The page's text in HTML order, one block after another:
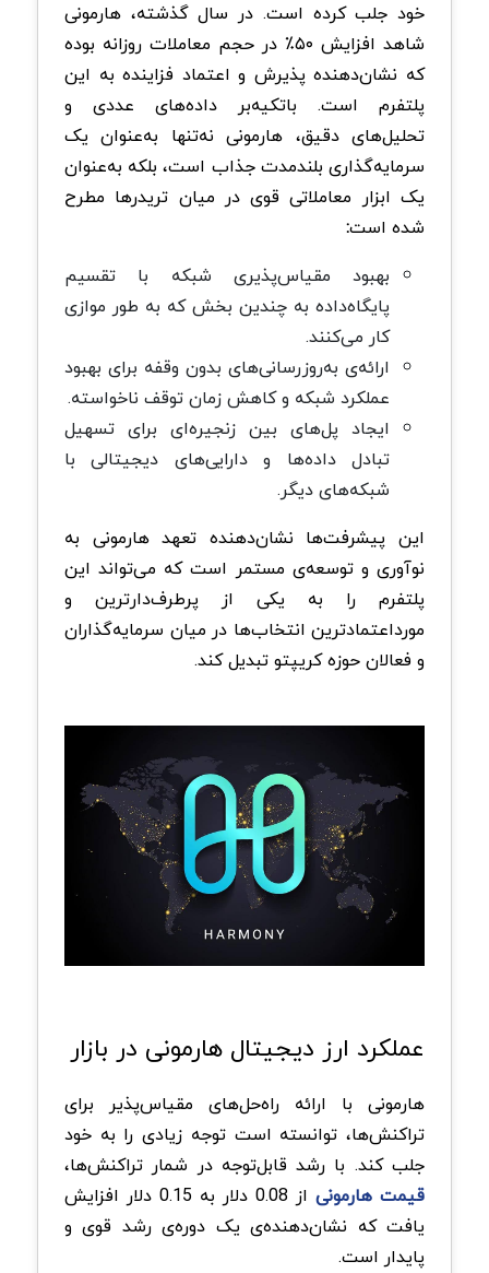
خود جلب کرده است. در سال گذشته، هارمونی
شاهد افزایش ۵۰٪ در حجم معاملات روزانه بوده
که نشان‌دهنده پذیرش و اعتماد فزاینده به این
پلتفرم است. باتکیه‌بر داده‌های عددی و
تحلیل‌های دقیق، هارمونی نه‌تنها به‌عنوان یک
سرمایه‌گذاری بلندمدت جذاب است، بلکه به‌عنوان
یک ابزار معاملاتی قوی در میان تریدرها مطرح
شده است:
بهبود مقیاس‌پذیری شبکه با تقسیم
پایگاه‌داده به چندین بخش که به طور موازی
کار می‌کنند.
ارائه‌ی به‌روزرسانی‌های بدون وقفه برای بهبود
عملکرد شبکه و کاهش زمان توقف ناخواسته.
ایجاد پل‌های بین زنجیره‌ای برای تسهیل
تبادل داده‌ها و دارایی‌های دیجیتالی با
شبکه‌های دیگر.
این پیشرفت‌ها نشان‌دهنده تعهد هارمونی به
نوآوری و توسعه‌ی مستمر است که می‌تواند این
پلتفرم را به یکی از پرطرف‌دارترین و
مورداعتمادترین انتخاب‌ها در میان سرمایه‌گذاران
و فعالان حوزه کریپتو تبدیل کند.
عملکرد ارز دیجیتال هارمونی در بازار
هارمونی با ارائه راه‌حل‌های مقیاس‌پذیر برای
تراکنش‌ها، توانسته است توجه زیادی را به خود
جلب کند. با رشد قابل‌توجه در شمار تراکنش‌ها،
قیمت هارمونی
از 0.08 دلار به 0.15 دلار افزایش
یافت که نشان‌دهنده‌ی یک دوره‌ی رشد قوی و
پایدار است.